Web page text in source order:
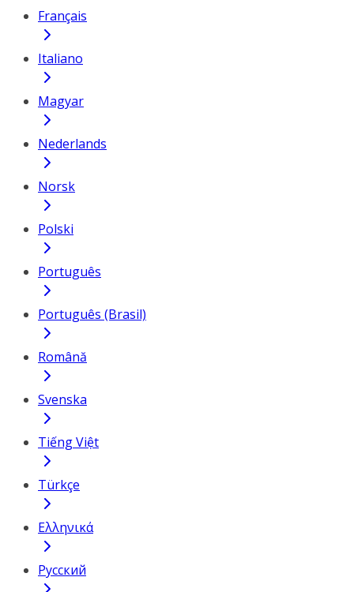
Français
Italiano
Magyar
Nederlands
Norsk
Polski
Português
Português (Brasil)
Română
Svenska
Tiếng Việt
Türkçe
Ελληνικά
Русский